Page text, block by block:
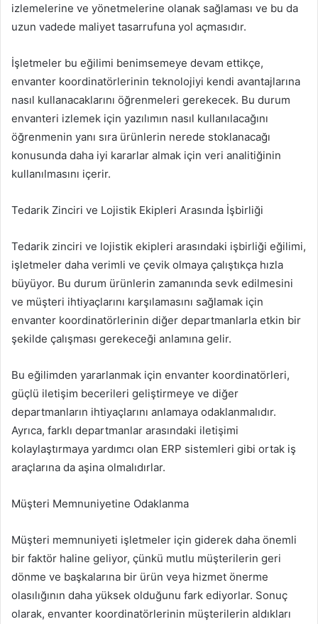
izlemelerine ve yönetmelerine olanak sağlaması ve bu da
uzun vadede maliyet tasarrufuna yol açmasıdır.
İşletmeler bu eğilimi benimsemeye devam ettikçe,
envanter koordinatörlerinin teknolojiyi kendi avantajlarına
nasıl kullanacaklarını öğrenmeleri gerekecek. Bu durum
envanteri izlemek için yazılımın nasıl kullanılacağını
öğrenmenin yanı sıra ürünlerin nerede stoklanacağı
konusunda daha iyi kararlar almak için veri analitiğinin
kullanılmasını içerir.
Tedarik Zinciri ve Lojistik Ekipleri Arasında İşbirliği
Tedarik zinciri ve lojistik ekipleri arasındaki işbirliği eğilimi,
işletmeler daha verimli ve çevik olmaya çalıştıkça hızla
büyüyor. Bu durum ürünlerin zamanında sevk edilmesini
ve müşteri ihtiyaçlarını karşılamasını sağlamak için
envanter koordinatörlerinin diğer departmanlarla etkin bir
şekilde çalışması gerekeceği anlamına gelir.
Bu eğilimden yararlanmak için envanter koordinatörleri,
güçlü iletişim becerileri geliştirmeye ve diğer
departmanların ihtiyaçlarını anlamaya odaklanmalıdır.
Ayrıca, farklı departmanlar arasındaki iletişimi
kolaylaştırmaya yardımcı olan ERP sistemleri gibi ortak iş
araçlarına da aşina olmalıdırlar.
Müşteri Memnuniyetine Odaklanma
Müşteri memnuniyeti işletmeler için giderek daha önemli
bir faktör haline geliyor, çünkü mutlu müşterilerin geri
dönme ve başkalarına bir ürün veya hizmet önerme
olasılığının daha yüksek olduğunu fark ediyorlar. Sonuç
olarak, envanter koordinatörlerinin müşterilerin aldıkları